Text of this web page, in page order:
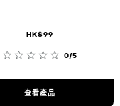
HK$99
0/5
查看產品